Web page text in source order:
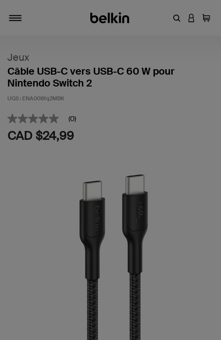
Entrez un
Jeux
Câble USB-C vers USB-C 60 W pour
Nintendo Switch 2
UGS : ENA008fq2MBK
4,8 sur 5 (avis clients)
Aucune
cote
pour
(0)
CAD $24,99